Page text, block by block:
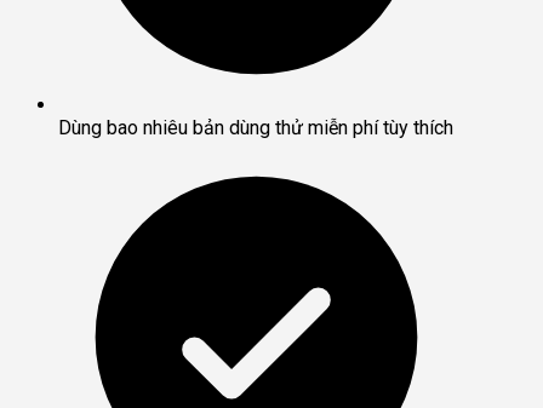
Dùng bao nhiêu bản dùng thử miễn phí tùy thích